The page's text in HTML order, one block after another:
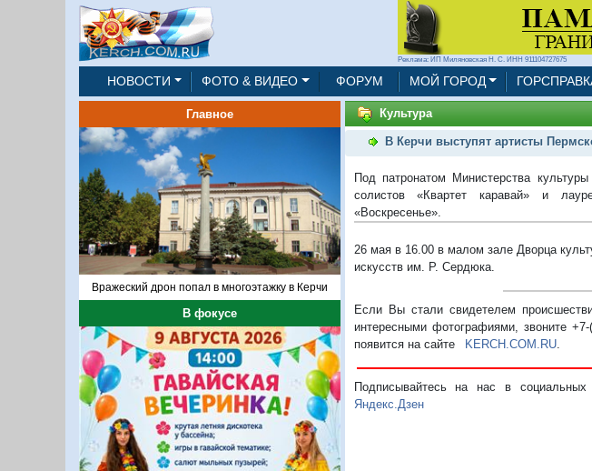
Реклама: ИП Миляновская Н. С. ИНН 911104727675
НОВОСТИ ФОТО & ВИДЕО ФОРУМ МОЙ ГОРОД
Главное
Вражеский дрон попал в многоэтажку в Керчи
В фокусе
Культура
В Керчи выступят артисты
Под патронатом Министерства
солистов «Квартет каравай» и
«Воскресенье».
26 мая в 16.00 в малом зале Дворца
искусств им. Р. Сердюка.
Если Вы стали свидетелем
интересными фотографиями, звоните +7-
появится на сайте KERCH.COM.RU.
Подписывайтесь на нас в
Яндекс.Дзен